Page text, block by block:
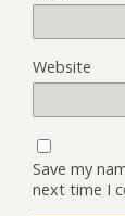
Website
Save my
next time I